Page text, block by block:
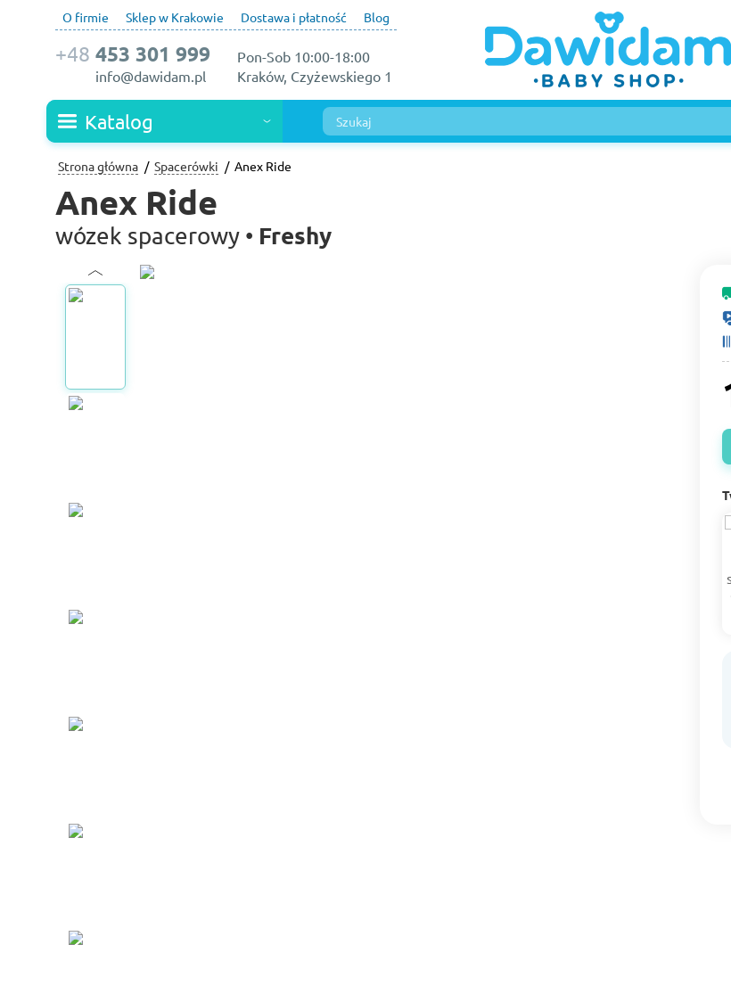
O firmie Sklep w Krakowie Dostawa i płatność Blog
Pon-Sob 10:00-18:00
Kraków, Czyżewskiego 1
+48 453 301 999
info@dawidam.pl
Katalog
Strona główna Spacerówki Anex Ride
Anex Ride
wózek spacerowy • Freshy